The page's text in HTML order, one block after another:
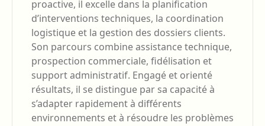
proactive, il excelle dans la planification
d’interventions techniques, la coordination
logistique et la gestion des dossiers clients.
Son parcours combine assistance technique,
prospection commerciale, fidélisation et
support administratif. Engagé et orienté
résultats, il se distingue par sa capacité à
s’adapter rapidement à différents
environnements et à résoudre les problèmes